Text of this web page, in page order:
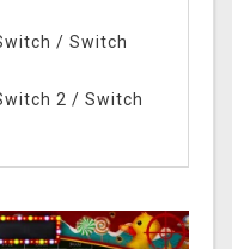
/ Switch
2 / Switch